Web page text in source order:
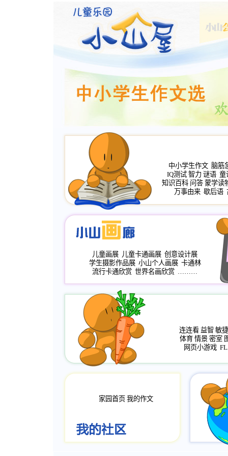
中小学生作文 脑筋
IQ测试 智力 谜语 童
知识百科 问答 蒙学读
万事由来 歇后语
儿童画展 儿童卡通画展 创意设计展
学生摄影作品展 小山个人画展 卡通林
流行卡通欣赏 世界名画欣赏 ………
连连看 益智 敏捷
体育 情景 密室
网页小游戏
家园首页 我的作文